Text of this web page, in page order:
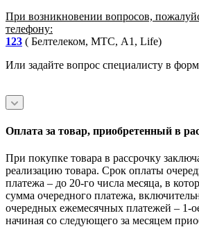
При возникновении вопросов,
телефону:
123 ( Белтелеком, МТС, A1, Life)
Или задайте вопрос специалисту в
Оплата за товар, приобретенный в
При покупке товара в рассрочку
реализацию товара. Срок оплаты
платежа – до 20-го числа месяца, в
сумма очередного платежа,
очередных ежемесячных платежей – 1-
начиная со следующего за месяцем